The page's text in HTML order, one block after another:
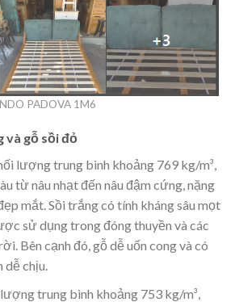
PADOVA 1M6
và gỗ sồi đỏ
lượng trung bình khoảng 769 kg/m³,
từ nâu nhạt đến nâu đậm cứng, nặng
mắt. Sồi trắng có tính kháng sâu mọt
sử dụng trong đóng thuyền và các
Bên cạnh đó, gỗ dễ uốn cong và có
dễ chịu.
trung bình khoảng 753 kg/m³,